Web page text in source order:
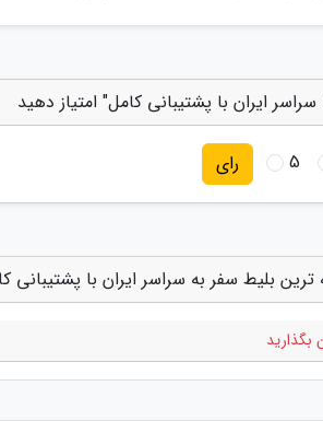
ایران با پشتیبانی کامل" امتیاز دهید
5 رای
بلیط سفر به سراسر ایران با پشتیبانی
بگذارید